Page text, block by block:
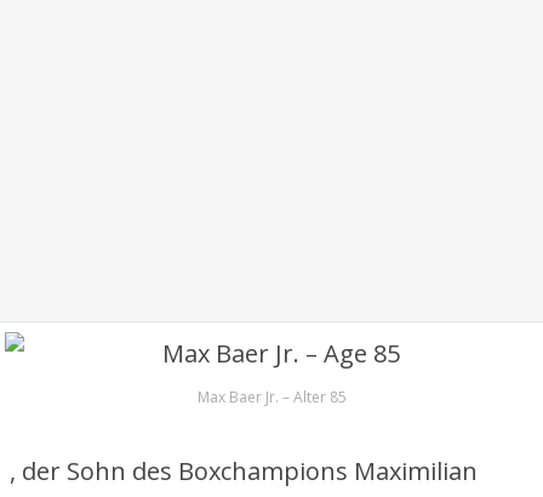
Max Baer Jr. – Alter 85
, der Sohn des Boxchampions Maximilian